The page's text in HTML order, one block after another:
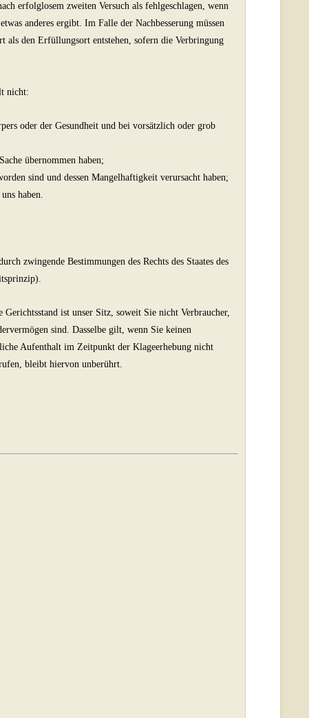
erfolglosem zweiten Versuch als fehlgeschlagen, wenn
anderes ergibt. Im Falle der Nachbesserung müssen
als den Erfüllungsort entstehen, sofern die Verbringung
nicht:
oder der Gesundheit und bei vorsätzlich oder grob
übernommen haben;
sind und dessen Mangelhaftigkeit verursacht haben;
haben.
zwingende Bestimmungen des Rechts des Staates des
ist unser Sitz, soweit Sie nicht Verbraucher,
sind. Dasselbe gilt, wenn Sie keinen
Aufenthalt im Zeitpunkt der Klageerhebung nicht
bleibt hiervon unberührt.